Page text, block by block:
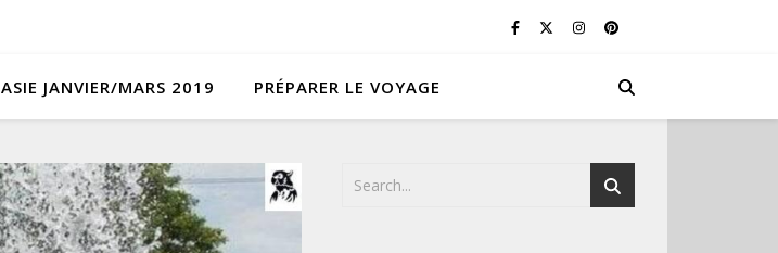
ASIE JANVIER/MARS 2019 PRÉPARER LE VOYAGE